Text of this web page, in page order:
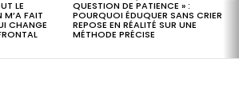
LE
M’A FAIT
CHANGE
QUESTION DE PATIENCE » :
POURQUOI ÉDUQUER SANS CRIER
REPOSE EN RÉALITÉ SUR UNE
MÉTHODE PRÉCISE